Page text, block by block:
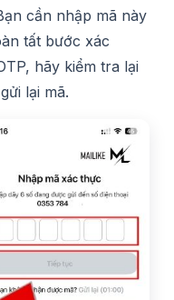
cần nhập mã này
tất bước xác
hãy kiểm tra lại
lại mã.